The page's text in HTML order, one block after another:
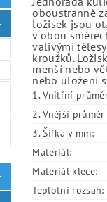
oboustranně
ložisek jsou
v obou
valivými
kroužků.
menší nebo
nebo uložení
1. Vnitřní
2. Vnější průměr
3. Šířka v mm:
Materiál:
Materiál klece:
Teplotní rozsah: